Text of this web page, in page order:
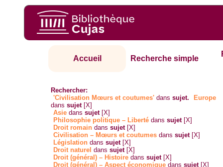
Accueil Recherche simple
Rechercher:
'Civilisation Mœurs et coutumes' danssujet.
Europe
danssujet [X]
Asie danssujet [X]
Philosophie politique – Liberté danssujet [X]
Droit romain danssujet [X]
Civilisation – Mœurs et coutumes danssujet [X]
Législation danssujet [X]
Droit naturel danssujet [X]
Droit (général) – Histoire danssujet [X]
Droit (général) – Aspect économique danssujet [X]